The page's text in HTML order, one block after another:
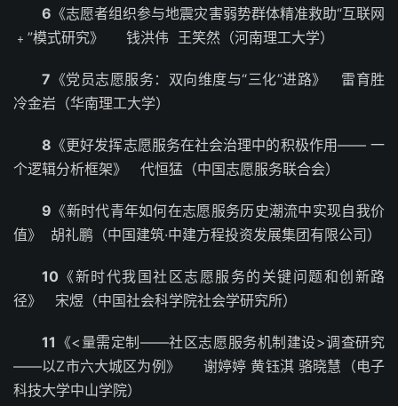
6 《志愿者组织参与地震灾害弱势群体精准救助“互联网
﹢”模式研究》 钱洪伟 王笑然（河南理工大学）
7 《党员志愿服务：双向维度与“三化”进路》 雷育胜
冷金岩（华南理工大学）
8 《更好发挥志愿服务在社会治理中的积极作用—— 一
个逻辑分析框架》 代恒猛（中国志愿服务联合会）
9 《新时代青年如何在志愿服务历史潮流中实现自我价
值》 胡礼鹏（中国建筑·中建方程投资发展集团有限公司）
10 《新时代我国社区志愿服务的关键问题和创新路
径》 宋煜（中国社会科学院社会学研究所）
11 《<量需定制——社区志愿服务机制建设>调查研究
——以Z市六大城区为例》 谢婷婷 黄钰淇 骆晓慧（电子
科技大学中山学院）